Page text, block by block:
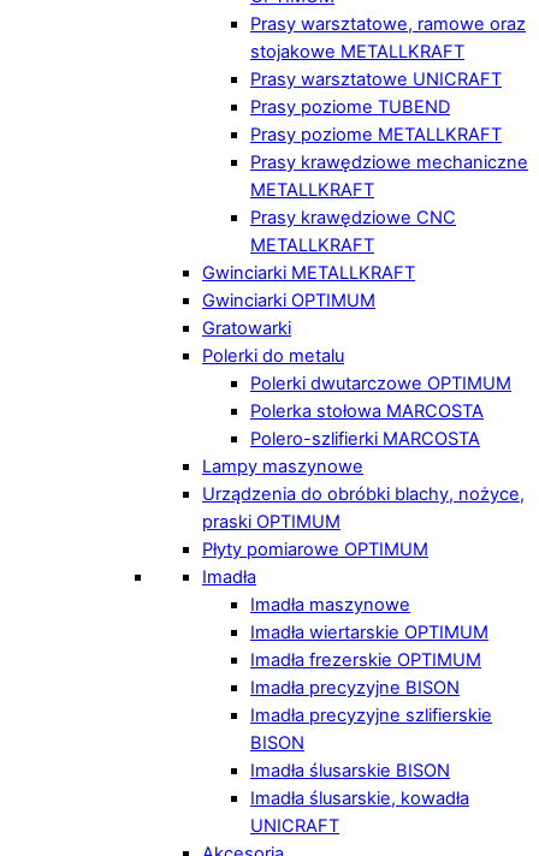
Prasy warsztatowe, ramowe oraz
stojakowe METALLKRAFT
Prasy warsztatowe UNICRAFT
Prasy poziome TUBEND
Prasy poziome METALLKRAFT
Prasy krawędziowe mechaniczne
METALLKRAFT
Prasy krawędziowe CNC
METALLKRAFT
Gwinciarki METALLKRAFT
Gwinciarki OPTIMUM
Gratowarki
Polerki do metalu
Polerki dwutarczowe OPTIMUM
Polerka stołowa MARCOSTA
Polero-szlifierki MARCOSTA
Lampy maszynowe
Urządzenia do obróbki blachy, nożyce,
praski OPTIMUM
Płyty pomiarowe OPTIMUM
Imadła
Imadła maszynowe
Imadła wiertarskie OPTIMUM
Imadła frezerskie OPTIMUM
Imadła precyzyjne BISON
Imadła precyzyjne szlifierskie
BISON
Imadła ślusarskie BISON
Imadła ślusarskie, kowadła
UNICRAFT